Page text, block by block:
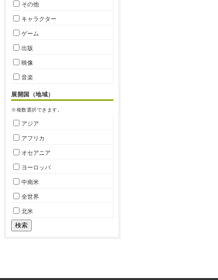
その他
キャラクター
ゲーム
出版
映像
音楽
展開国（地域）
※複数選択できます。
アジア
アフリカ
オセアニア
ヨーロッパ
中南米
全世界
北米